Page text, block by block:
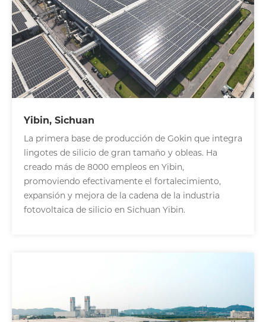
Yibin, Sichuan
La primera base de producción de Gokin que integra
lingotes de silicio de gran tamaño y obleas. Ha
creado más de 8000 empleos en Yibin,
promoviendo efectivamente el fortalecimiento,
expansión y mejora de la cadena de la industria
fotovoltaica de silicio en Sichuan Yibin.